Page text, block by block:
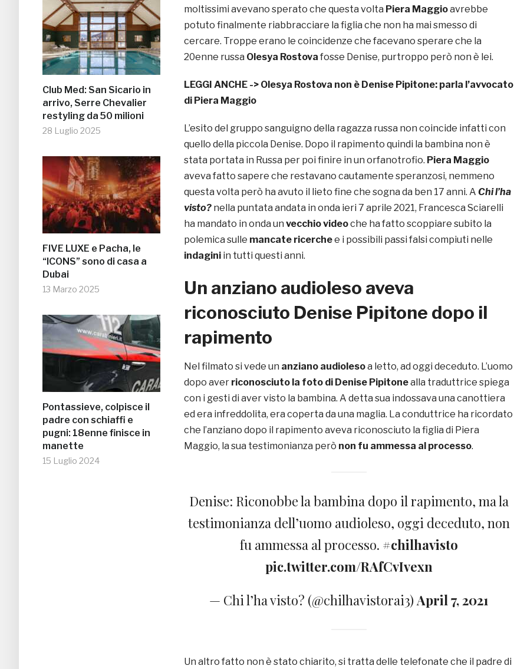
Club Med: San Sicario in
arrivo, Serre Chevalier
restyling da 50 milioni
28 Luglio 2025
FIVE LUXE e Pacha, le
“ICONS” sono di casa a
Dubai
13 Marzo 2025
Pontassieve, colpisce il
padre con schiaffi e
pugni: 18enne finisce in
manette
15 Luglio 2024
moltissimi avevano sperato che questa volta Piera Maggioavrebbe
potuto finalmente riabbracciare la figlia che non ha mai smesso di
cercare. Troppe erano le coincidenze che facevano sperare che la
20enne russa Olesya Rostova fosse Denise, purtroppo però non è lei.
LEGGI ANCHE -> Olesya Rostova non è Denise Pipitone: parla l’avvocato
di Piera Maggio
L’esito del gruppo sanguigno della ragazza russa non coincide infatti con
quello della piccola Denise. Dopo il rapimento quindi la bambina non è
stata portata in Russa per poi finire in un orfanotrofio. Piera Maggio
aveva fatto sapere che restavano cautamente speranzosi, nemmeno
questa volta però ha avuto il lieto fine che sogna da ben 17 anni. A Chi l’ha
visto? nella puntata andata in onda ieri 7 aprile 2021, Francesca Sciarelli
ha mandato in onda un vecchio videoche ha fatto scoppiare subito la
polemica sulle mancate ricerchee i possibili passi falsi compiuti nelle
indagini in tutti questi anni.
Un anziano audioleso aveva
riconosciuto Denise Pipitone dopo il
rapimento
Nel filmato si vede un anziano audiolesoa letto, ad oggi deceduto. L’uomo
dopo aver riconosciuto la foto di Denise Pipitonealla traduttrice spiega
con i gesti di aver visto la bambina. A detta sua indossava una canottiera
ed era infreddolita, era coperta da una maglia. La conduttrice ha ricordato
che l’anziano dopo il rapimento aveva riconosciuto la figlia di Piera
Maggio, la sua testimonianza però non fu ammessa al processo.
Denise: Riconobbe la bambina dopo il rapimento, ma la
testimonianza dell’uomo audioleso, oggi deceduto, non
fu ammessa al processo. #chilhavisto
pic.twitter.com/RAfCvIvexn
— Chi l’ha visto? (@chilhavistorai3)April 7, 2021
Un altro fatto non è stato chiarito, si tratta delle telefonate che il padre di